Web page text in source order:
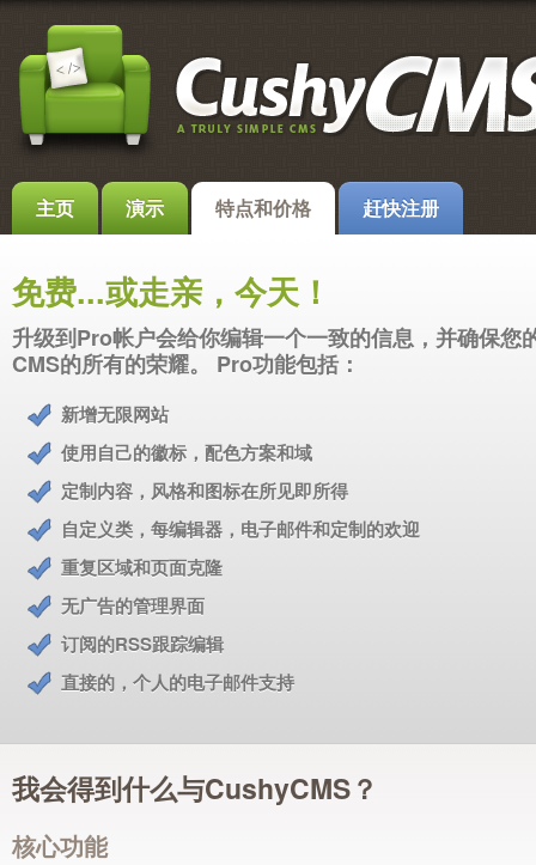
主页 演示 特点和价格 赶快注册
免费...或走亲，今天！
升级到Pro帐户会给你编辑一个一致的信息，并确保您
CMS的所有的荣耀。 Pro功能包括：
新增无限网站
使用自己的徽标，配色方案和域
定制内容，风格和图标在所见即所得
自定义类，每编辑器，电子邮件和定制的欢迎
重复区域和页面克隆
无广告的管理界面
订阅的RSS跟踪编辑
直接的，个人的电子邮件支持
我会得到什么与CushyCMS？
核心功能